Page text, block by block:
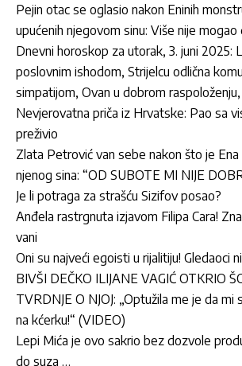
Pejin otac se oglasio nakon Eninih
upućenih njegovom sinu: Više nije mogao
Dnevni horoskop za utorak, 3. juni 2025:
poslovnim ishodom, Strijelcu odlična
simpatijom, Ovan u dobrom
Nevjerovatna priča iz Hrvatske: Pao sa
preživio
Zlata Petrović van sebe nakon što je Ena
njenog sina: “OD SUBOTE MI NIJE
Je li potraga za strašću Sizifov posao?
Anđela rastrgnuta izjavom Filipa Cara!
vani
Oni su najveći egoisti u rijalitiju! Gledaoci
BIVŠI DEČKO ILIJANE VAGIĆ OTKRIO
TVRDNJE O NJOJ: „Optužila me je da
na kćerku!“ (VIDEO)
Lepi Mića je ovo sakrio bez dozvole
do suza …